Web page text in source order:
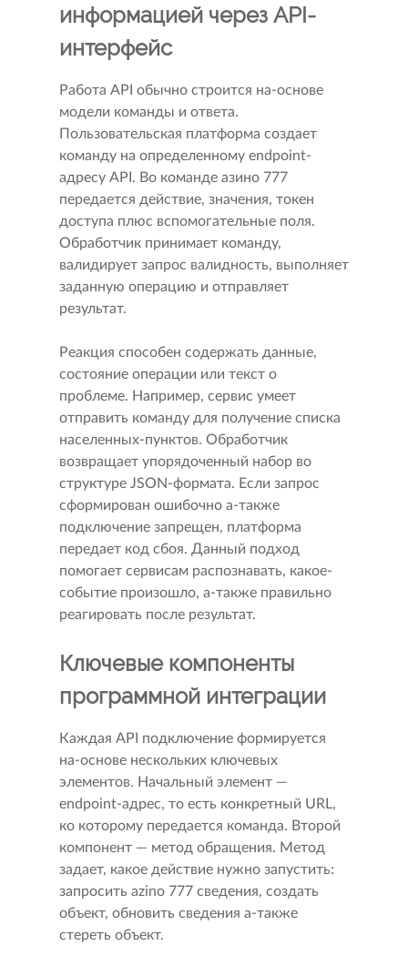
информацией через API-
интерфейс
Работа API обычно строится на-основе
модели команды и ответа.
Пользовательская платформа создает
команду на определенному endpoint-
адресу API. Во команде азино 777
передается действие, значения, токен
доступа плюс вспомогательные поля.
Обработчик принимает команду,
валидирует запрос валидность, выполняет
заданную операцию и отправляет
результат.
Реакция способен содержать данные,
состояние операции или текст о
проблеме. Например, сервис умеет
отправить команду для получение списка
населенных-пунктов. Обработчик
возвращает упорядоченный набор во
структуре JSON-формата. Если запрос
сформирован ошибочно а-также
подключение запрещен, платформа
передает код сбоя. Данный подход
помогает сервисам распознавать, какое-
событие произошло, а-также правильно
реагировать после результат.
Ключевые компоненты
программной интеграции
Каждая API подключение формируется
на-основе нескольких ключевых
элементов. Начальный элемент —
endpoint-адрес, то есть конкретный URL,
ко которому передается команда. Второй
компонент — метод обращения. Метод
задает, какое действие нужно запустить:
запросить azino 777 сведения, создать
объект, обновить сведения а-также
стереть объект.